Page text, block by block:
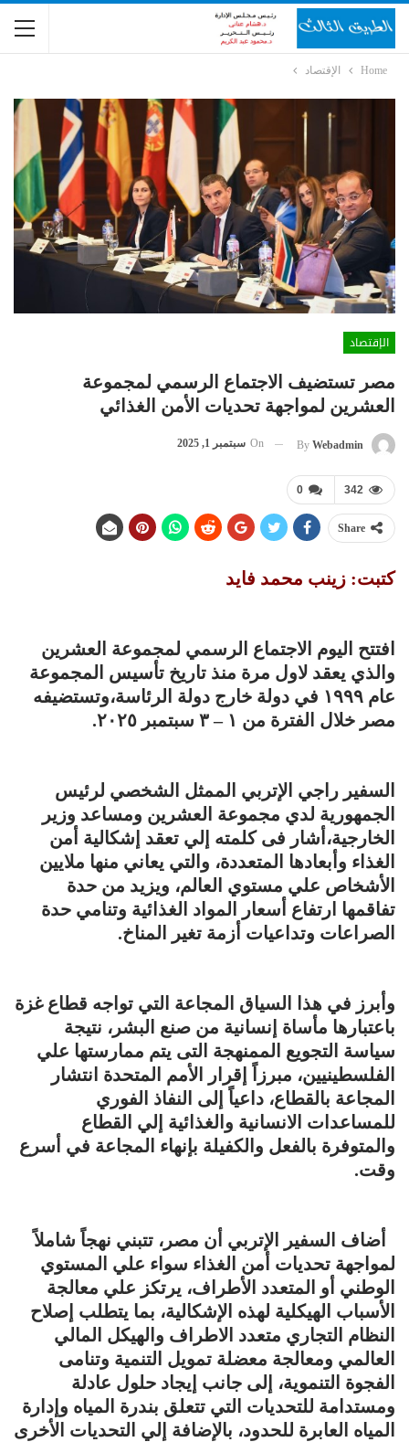
Home الإقتصاد
الإقتصاد
مصر تستضيف الاجتماع الرسمي لمجموعة
العشرين لمواجهة تحديات الأمن الغذائي
By Webadmin
On سبتمبر 1, 2025
0 342
Share
​كتبت: زينب محمد فايد
افتتح اليوم الاجتماع الرسمي لمجموعة العشرين
والذي يعقد لاول مرة منذ تاريخ تأسيس المجموعة
عام ١٩٩٩ في دولة خارج دولة الرئاسة،وتستضيفه
مصر خلال الفترة من ١ – ٣ سبتمبر ٢٠٢٥.
السفير راجي الإتربي الممثل الشخصي لرئيس
الجمهورية لدي مجموعة العشرين ومساعد وزير
الخارجية،أشار فى كلمته إلي تعقد إشكالية أمن
الغذاء وأبعادها المتعددة، والتي يعاني منها ملايين
الأشخاص علي مستوي العالم، ويزيد من حدة
تفاقمها ارتفاع أسعار المواد الغذائية وتنامي حدة
الصراعات وتداعيات أزمة تغير المناخ.
وأبرز في هذا السياق المجاعة التي تواجه قطاع غزة
باعتبارها مأساة إنسانية من صنع البشر، نتيجة
سياسة التجويع الممنهجة التى يتم ممارستها علي
الفلسطينيين، مبرزاً إقرار الأمم المتحدة انتشار
المجاعة بالقطاع، داعياً إلى النفاذ الفوري
للمساعدات الانسانية والغذائية إلي القطاع
والمتوفرة بالفعل والكفيلة بإنهاء المجاعة في أسرع
وقت.
أضاف السفير الإتربي أن مصر، تتبني نهجاً شاملاً
لمواجهة تحديات أمن الغذاء سواء علي المستوي
الوطني أو المتعدد الأطراف، يرتكز علي معالجة
الأسباب الهيكلية لهذه الإشكالية، بما يتطلب إصلاح
النظام التجاري متعدد الاطراف والهيكل المالي
العالمي ومعالجة معضلة تمويل التنمية وتنامى
الفجوة التنموية، إلى جانب إيجاد حلول عادلة
ومستدامة للتحديات التي تتعلق بندرة المياه وإدارة
المياه العابرة للحدود، بالإضافة إلي التحديات الأخرى